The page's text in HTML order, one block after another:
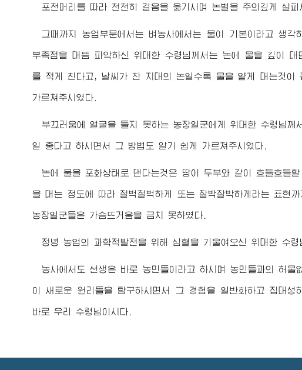
포전머리를 따라 천천히 걸음을 옮기시며 논벌을 주의깊게 살피
그때까지 농업부문에서는 벼농사에서는 물이 기본이라고 생
부족점을 대뜸 파악하신위대한 수령님께서는 논에 물을 깊이 대
를 적게 친다고, 날씨가 찬 지대의 논일수록 물을 얕게 대는것
가르쳐주시였다.
부끄러움에 얼굴을 들지 못하는 농장일군에게위대한 수령님께
일 좋다고 하시면서 그 방법도 알기 쉽게 가르쳐주시였다.
논에 물을 포화상태로 댄다는것은 땅이 두부와 같이 흐들흐들
을 대는 정도에 따라 절벅절벅하게 또는 잘박잘박하게라는 표현
농장일군들은 가슴뜨거움을 금치 못하였다.
정녕 농업의 과학적발전을 위해 심혈을 기울여오신 위대한 수령
농사에서도 선생은 바로 농민들이라고 하시며 농민들과의 허
이 새로운 원리들을 탐구하시면서 그 경험을 일반화하고 집대성
바로 우리 수령님 이시다.